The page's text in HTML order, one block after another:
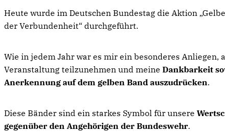
Heute wurde im Deutschen Bundestag die Aktion „Gelbe Bänder
der Verbundenheit“ durchgeführt.
Wie in jedem Jahr war es mir ein besonderes Anliegen,
Veranstaltung teilzunehmen und meineDankbarkeit
Anerkennung auf dem gelben Band auszudrücken.
Diese Bänder sind ein starkes Symbol für unsere
gegenüber den Angehörigen der Bundeswehr.